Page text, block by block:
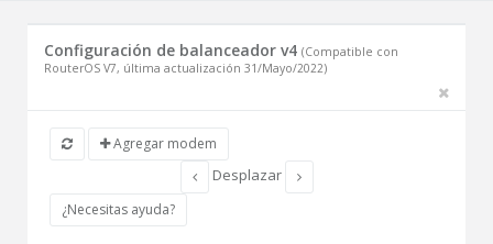
Configuración de balanceador v4 (Compatible con
RouterOS V7, última actualización 31/Mayo/2022)
Agregar modem
Desplazar
¿Necesitas ayuda?